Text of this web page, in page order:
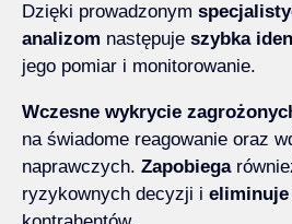
Dzięki prowadzonym
analizom następuje szybka
jego pomiar i monitorowanie.
Wczesne wykrycie
na świadome reagowanie oraz
naprawczych. Zapobiega
ryzykownych decyzji i eliminuje